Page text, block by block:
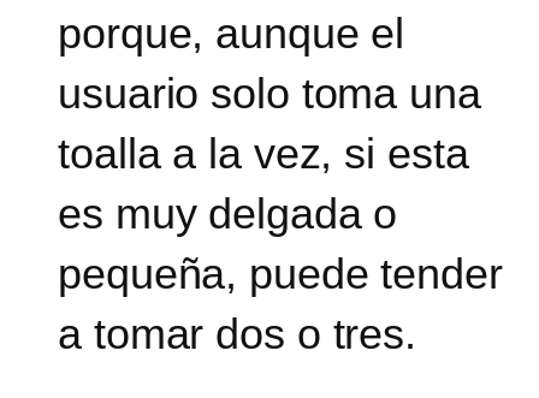
porque, aunque el
usuario solo toma una
toalla a la vez, si esta
es muy delgada o
pequeña, puede tender
a tomar dos o tres.